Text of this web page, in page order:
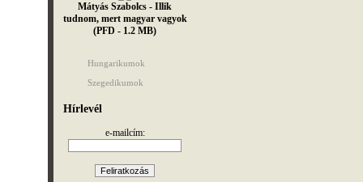
Mátyás Szabolcs - Illik
tudnom, mert magyar vagyok
(PFD - 1.2 MB)
Hungarikumok
Szegedikumok
Hírlevél
e-mailcím: